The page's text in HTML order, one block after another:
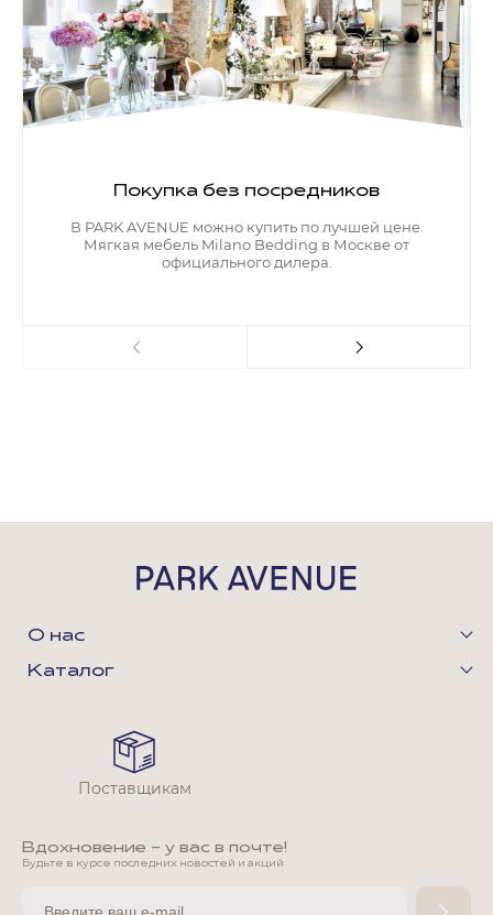
Покупка без посредников
В PARK AVENUE можно купить по лучшей цене.
Мягкая мебель Milano Bedding в Москве от
официального дилера.
О нас
Каталог
Вдохновение - у вас в почте!
Будьте в курсе последних новостей и акций
Поставщикам